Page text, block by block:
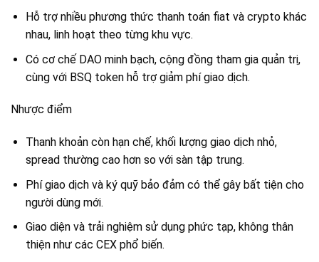
Hỗ trợ nhiều phương thức thanh toán fiat và crypto khác
nhau, linh hoạt theo từng khu vực.
Có cơ chế DAO minh bạch, cộng đồng tham gia quản trị,
cùng với BSQ token hỗ trợ giảm phí giao dịch.
Nhược điểm
Thanh khoản còn hạn chế, khối lượng giao dịch nhỏ,
spread thường cao hơn so với sàn tập trung.
Phí giao dịch và ký quỹ bảo đảm có thể gây bất tiện cho
người dùng mới.
Giao diện và trải nghiệm sử dụng phức tạp, không thân
thiện như các CEX phổ biến.